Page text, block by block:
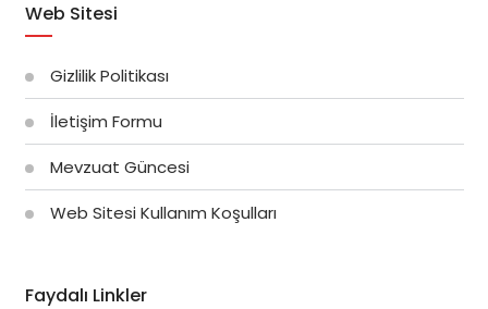
Web Sitesi
Gizlilik Politikası
İletişim Formu
Mevzuat Güncesi
Web Sitesi Kullanım Koşulları
Faydalı Linkler